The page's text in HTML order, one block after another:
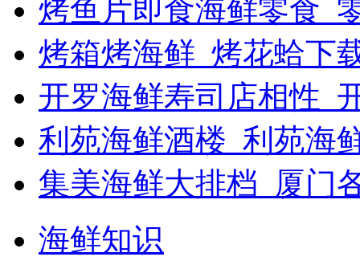
烤鱼片即食海鲜零食_
烤箱烤海鲜_烤花蛤下
开罗海鲜寿司店相性_
利苑海鲜酒楼_利苑海
集美海鲜大排档_厦门
海鲜知识